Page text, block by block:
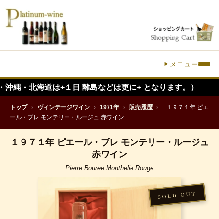
メニュー
+１日 離島などは更に+ となります。）
トップ › ヴィンテージワイン › 1971年 › 販売履歴 ›
１９７１年 ピエ
ール・ブレ モンテリー・ルージュ 赤ワイン
１９７１年 ピエール・ブレ モンテリー・ルージュ
赤ワイン
Pierre Bouree Monthelie Rouge